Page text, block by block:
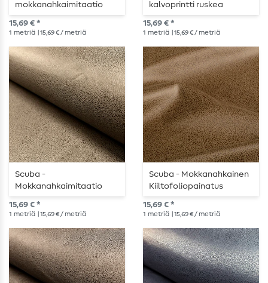
mokkanahkaimitaatio
khakivihreä
15,69 € *
1 metriä | 15,69 € / metriä
kalvoprintti ruskea
15,69 € *
1 metriä | 15,69 € / metriä
Scuba -
Mokkanahkaimitaatio
foliopainatuksella
khakinvihreä
15,69 € *
1 metriä | 15,69 € / metriä
Scuba - Mokkanahkainen
Kiiltofoliopainatus
Toffeenruskea
15,69 € *
1 metriä | 15,69 € / metriä